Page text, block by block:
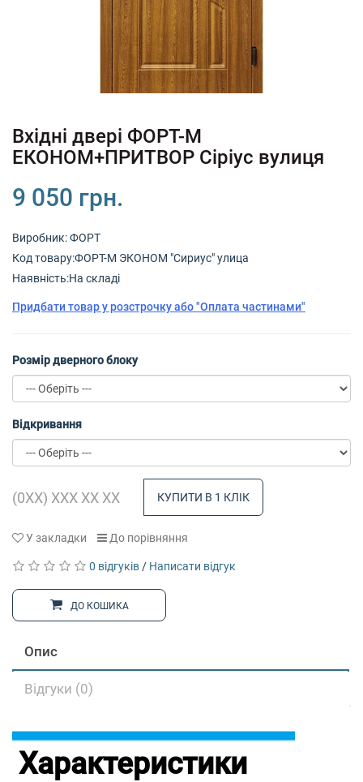
+380 (67) 380 73 18
+380 (95) 180 73 18
Вхідні двері ФОРТ-М
ЕКОНОМ+ПРИТВОР Сіріус вулиця
9 050 грн.
Виробник:ФОРТ
Код товару:ФОРТ-М ЭКОНОМ "Сириус" улица
Наявність:На складі
Придбати товар у розстрочку або "Оплата частинами"
Розмір дверного блоку
Відкривання
КУПИТИ В 1 КЛІК
У закладки До порівняння
0 відгуків / Написати відгук
ДО КОШИКА
Опис
Відгуки (0)
Характеристики